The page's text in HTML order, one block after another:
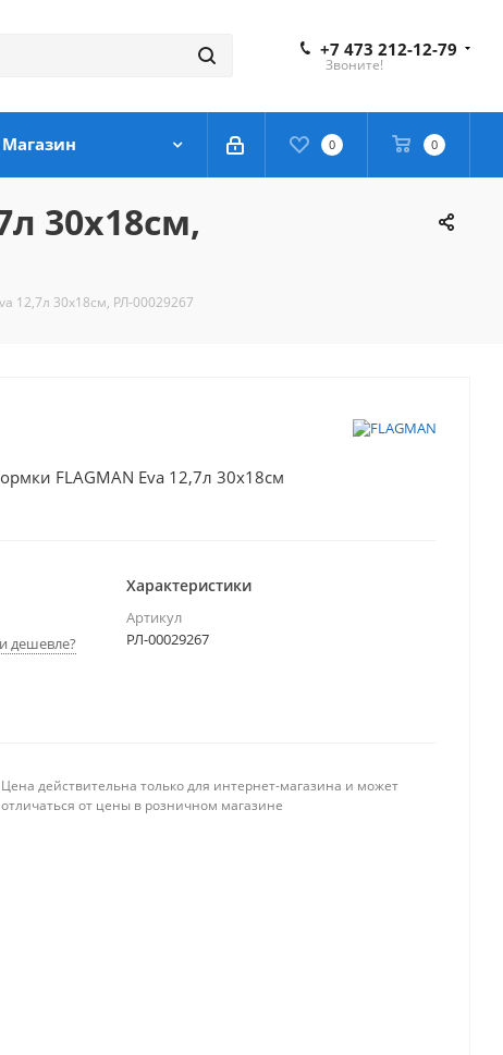
+7 473 212-12-79
Звоните!
0 0
Магазин
30x18cм,
12,7л 30x18cм, РЛ-00029267
FLAGMAN Eva 12,7л 30x18cм
дешевле?
Характеристики
Артикул
РЛ-00029267
Цена действительна только для интернет-магазина и может
отличаться от цены в розничном магазине